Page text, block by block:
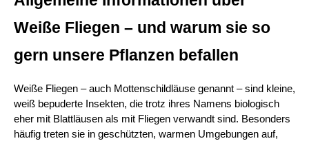
Weiße Fliegen – und warum sie so
gern unsere Pflanzen befallen
Weiße Fliegen – auch Mottenschildläuse genannt – sind kleine,
weiß bepuderte Insekten, die trotz ihres Namens biologisch
eher mit Blattläusen als mit Fliegen verwandt sind. Besonders
häufig treten sie in geschützten, warmen Umgebungen auf,